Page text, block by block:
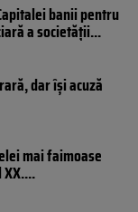
banii pentru
a societății...
dar își acuză
mai faimoase